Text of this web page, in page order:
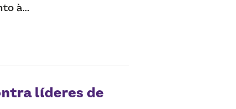
à...
líderes de